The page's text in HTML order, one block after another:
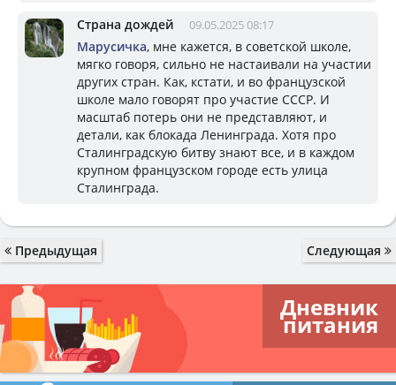
Страна дождей 09.05.2025 08:17
Марусичка, мне кажется, в советской школе,
мягко говоря, сильно не настаивали на участии
других стран. Как, кстати, и во французской
школе мало говорят про участие СССР. И
масштаб потерь они не представляют, и
детали, как блокада Ленинграда. Хотя про
Сталинградскую битву знают все, и в каждом
крупном французском городе есть улица
Сталинграда.
Предыдущая Следующая
Дневник
питания